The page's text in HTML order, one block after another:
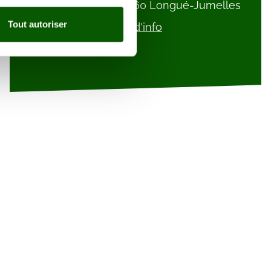
sur les cookies.
Tout autoriser
Louis Rabilloud, 49160 Longué-Jumelles
Plus d'info